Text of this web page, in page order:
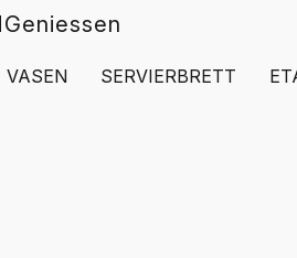
VASEN SERVIERBRETT